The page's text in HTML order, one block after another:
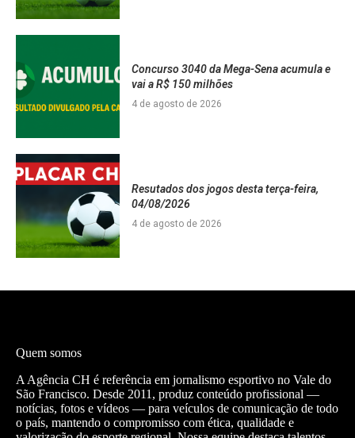
Concurso 3040 da Mega-Sena acumula e
vai a R$ 150 milhões
4 de agosto de 2026
Resutados dos jogos desta terça-feira,
04/08/2026
4 de agosto de 2026
Quem somos
A Agência CH é referência em jornalismo esportivo no Vale do
São Francisco. Desde 2011, produz conteúdo profissional —
notícias, fotos e vídeos — para veículos de comunicação de todo
o país, mantendo o compromisso com ética, qualidade e